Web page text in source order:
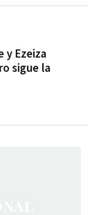
Ezeiza
sigue la